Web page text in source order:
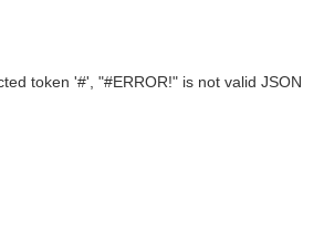
token '#', "#ERROR!" is not valid JSON